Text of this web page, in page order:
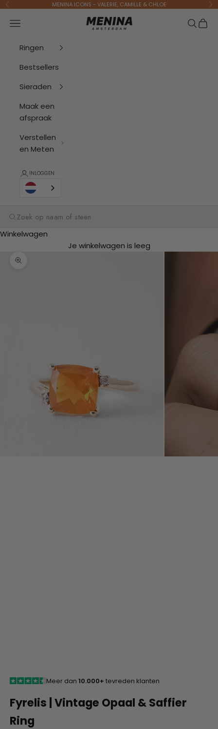
Naar inhoud
Vorige MENINA ICONS - VALERIE, CAMILLE & CHLOE
Menina Amsterdam
Navigatiemenu openen Zoeken
Ringen
Bestsellers
Sieraden
Maak een
afspraak
Verstellen
en Meten
INLOGGEN
Zoeken
Winkelwagen
Je winkelwagen is leeg
In-/uitzoomen
Meer dan 10.000+ tevreden klanten
Fyrelis | Vintage Opaal & Saffier
Ring